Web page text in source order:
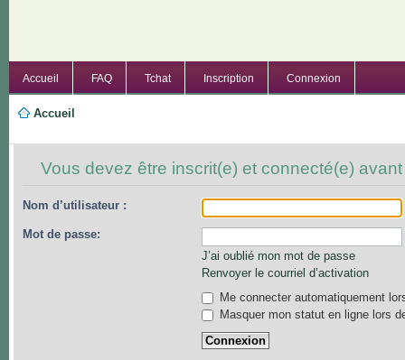
Accueil FAQ Tchat Inscription Connexion
Accueil
Vous devez être inscrit(e) et connecté(e)
Nom d’utilisateur :
Mot de passe:
J’ai oublié mon mot de passe
Renvoyer le courriel d’activation
Me connecter automatiquement
Masquer mon statut en ligne lors